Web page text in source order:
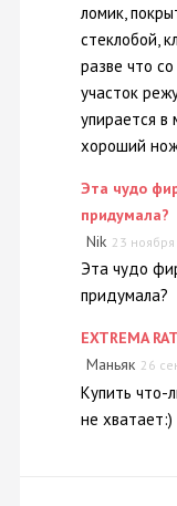
ломик,
стеклобой,
разве что
участок
упирается в
хороший
Эта чудо
придумала?
Nik 23
Эта чудо
придумала?
EXTREMA
Маньяк 26
Купить что-
не хватает:)